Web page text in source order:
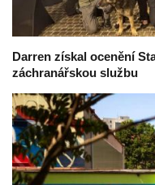
Darren získal ocenění
záchranářskou službu